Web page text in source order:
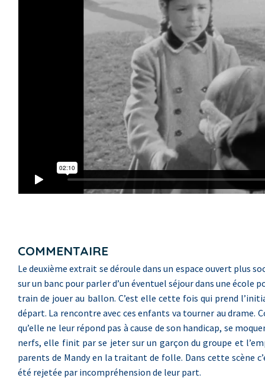
COMMENTAIRE
Le deuxième extrait se déroule dans un espace ouvert plus
sur un banc pour parler d’un éventuel séjour dans une
train de jouer au ballon. C’est elle cette fois qui prend
départ. La rencontre avec ces enfants va tourner au drame.
qu’elle ne leur répond pas à cause de son handicap, se
nerfs, elle finit par se jeter sur un garçon du groupe et
parents de Mandy en la traitant de folle. Dans cette scène
été rejetée par incompréhension de leur part.